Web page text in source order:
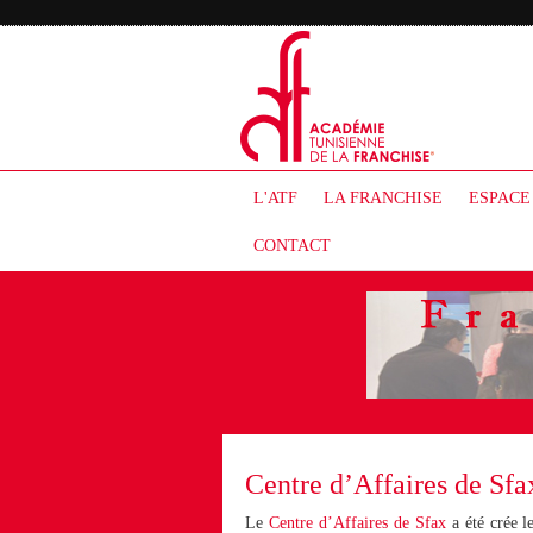
L'ATF LA FRANCHISE
CONTACT
Centre d’Affaires de
Le Centre d’Affaires de Sfaxa été crée